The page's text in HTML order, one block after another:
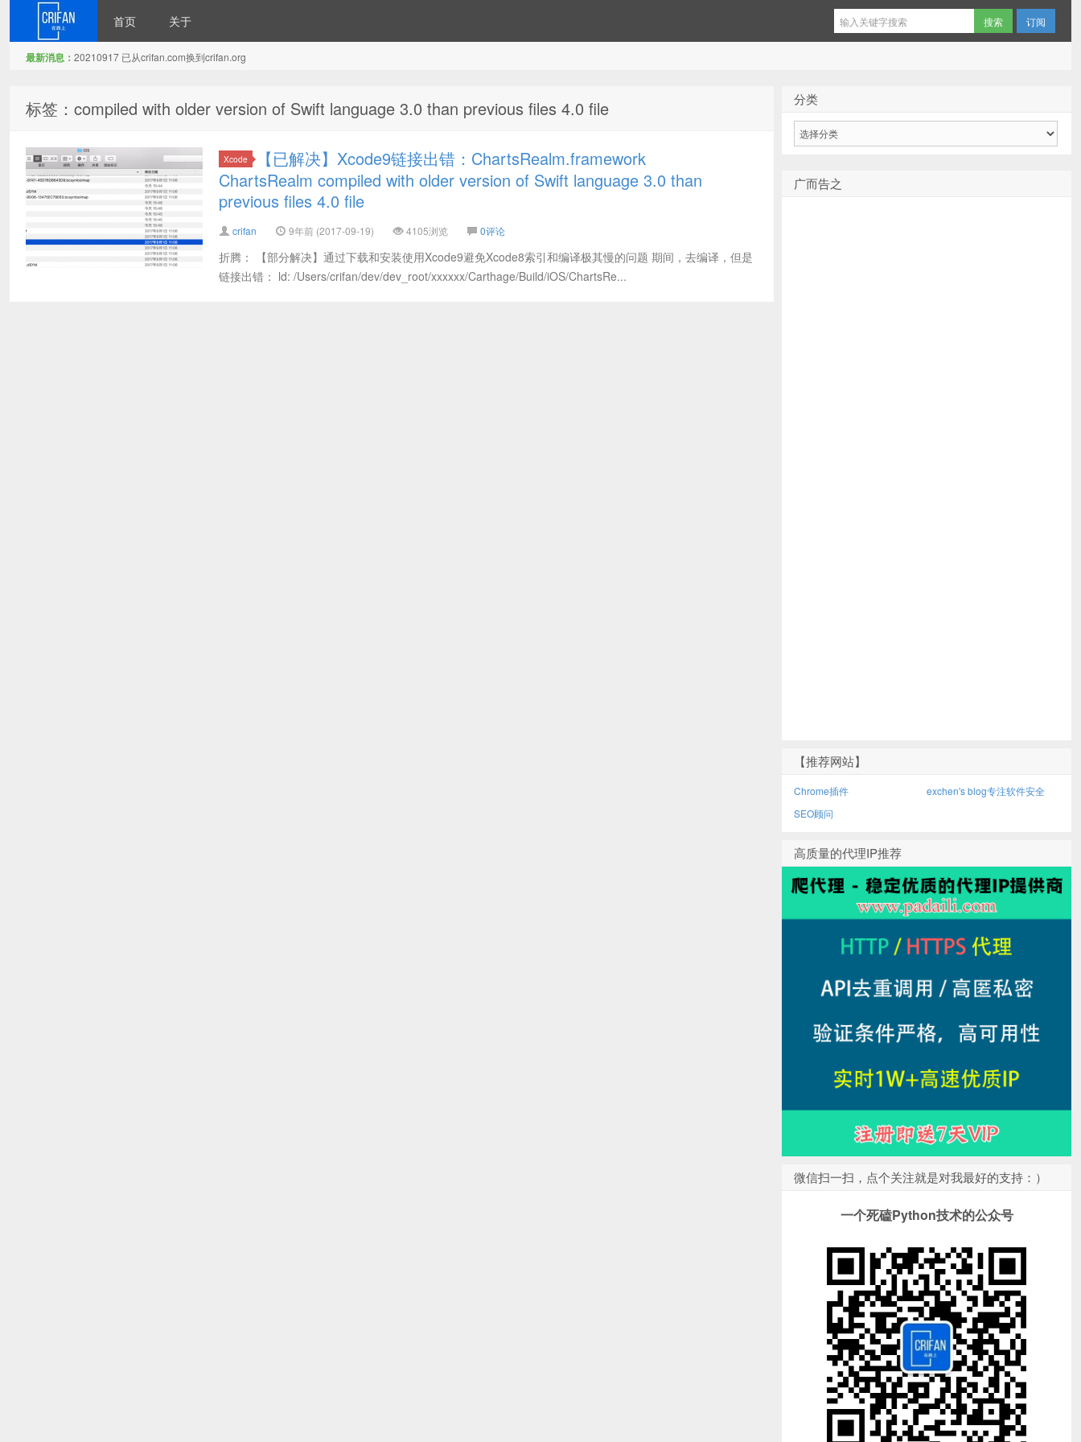
首页 关于 订阅
最新消息： 20210917 已从crifan.com换到crifan.org
标签：compiled with older version of Swift language 3.0 than previous files 4.0 file
Xcode
【已解决】Xcode9链接出错：ChartsRealm.framework
ChartsRealm compiled with older version of Swift language 3.0 than
previous files 4.0 file
crifan 9年前 (2017-09-19) 4105浏览 0评论
折腾： 【部分解决】通过下载和安装使用Xcode9避免Xcode8索引和编译极其慢的问题 期间，去编译，但是
链接出错： ld: /Users/crifan/dev/dev_root/xxxxxx/Carthage/Build/iOS/ChartsRe...
分类
广而告之
【推荐网站】
Chrome插件
exchen's blog专注软件安全
SEO顾问
高质量的代理IP推荐
微信扫一扫，点个关注就是对我最好的支持：）
一个死磕Python技术的公众号